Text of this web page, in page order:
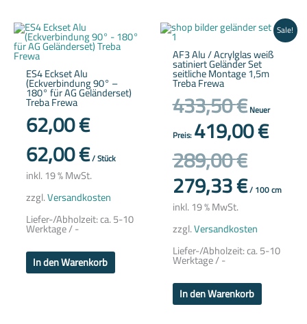
ES4 Eckset Alu
(Eckverbindung 90° –
180° für AG Geländerset)
Treba Frewa
62,00€
62,00€/Stück
inkl. 19 % MwSt.
zzgl.Versandkosten
Liefer-/Abholzeit:ca. 5-10
Werktage / -
In den Warenkorb
Sale!
AF3 Alu / Acrylglas weiß
satiniert Geländer Set
seitliche Montage 1,5m
Treba Frewa
433,50€
Ursprünglicher
433,50 €
Neuer
Preis: 419,00€
Aktueller
Preis
ist:
419,00 €.
289,00€
279,33€/100cm
inkl. 19 % MwSt.
zzgl.Versandkosten
Liefer-/Abholzeit:ca. 5-10
Werktage / -
In den Warenkorb